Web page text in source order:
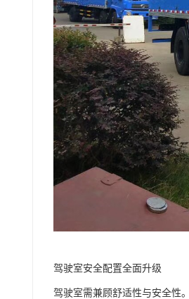
驾驶室安全配置全面升级​
驾驶室需兼顾舒适性与安全性